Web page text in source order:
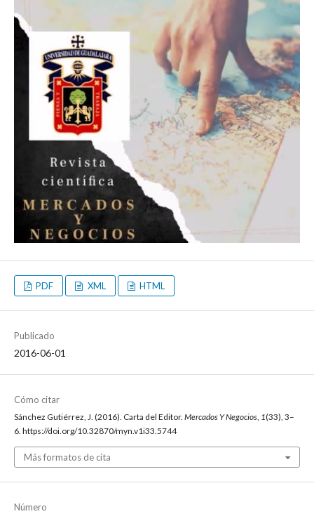
PDF XML HTML
Publicado
2016-06-01
Cómo citar
Sánchez Gutiérrez, J. (2016). Carta del Editor. Mercados Y Negocios, 1(33), 3–
6. https://doi.org/10.32870/myn.v1i33.5744
Más formatos de cita
Número